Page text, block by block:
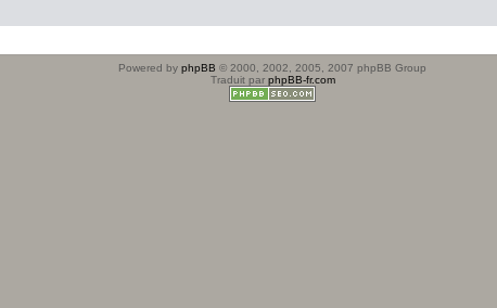
Powered by phpBB © 2000, 2002, 2005, 2007 phpBB Group
Traduit par phpBB-fr.com